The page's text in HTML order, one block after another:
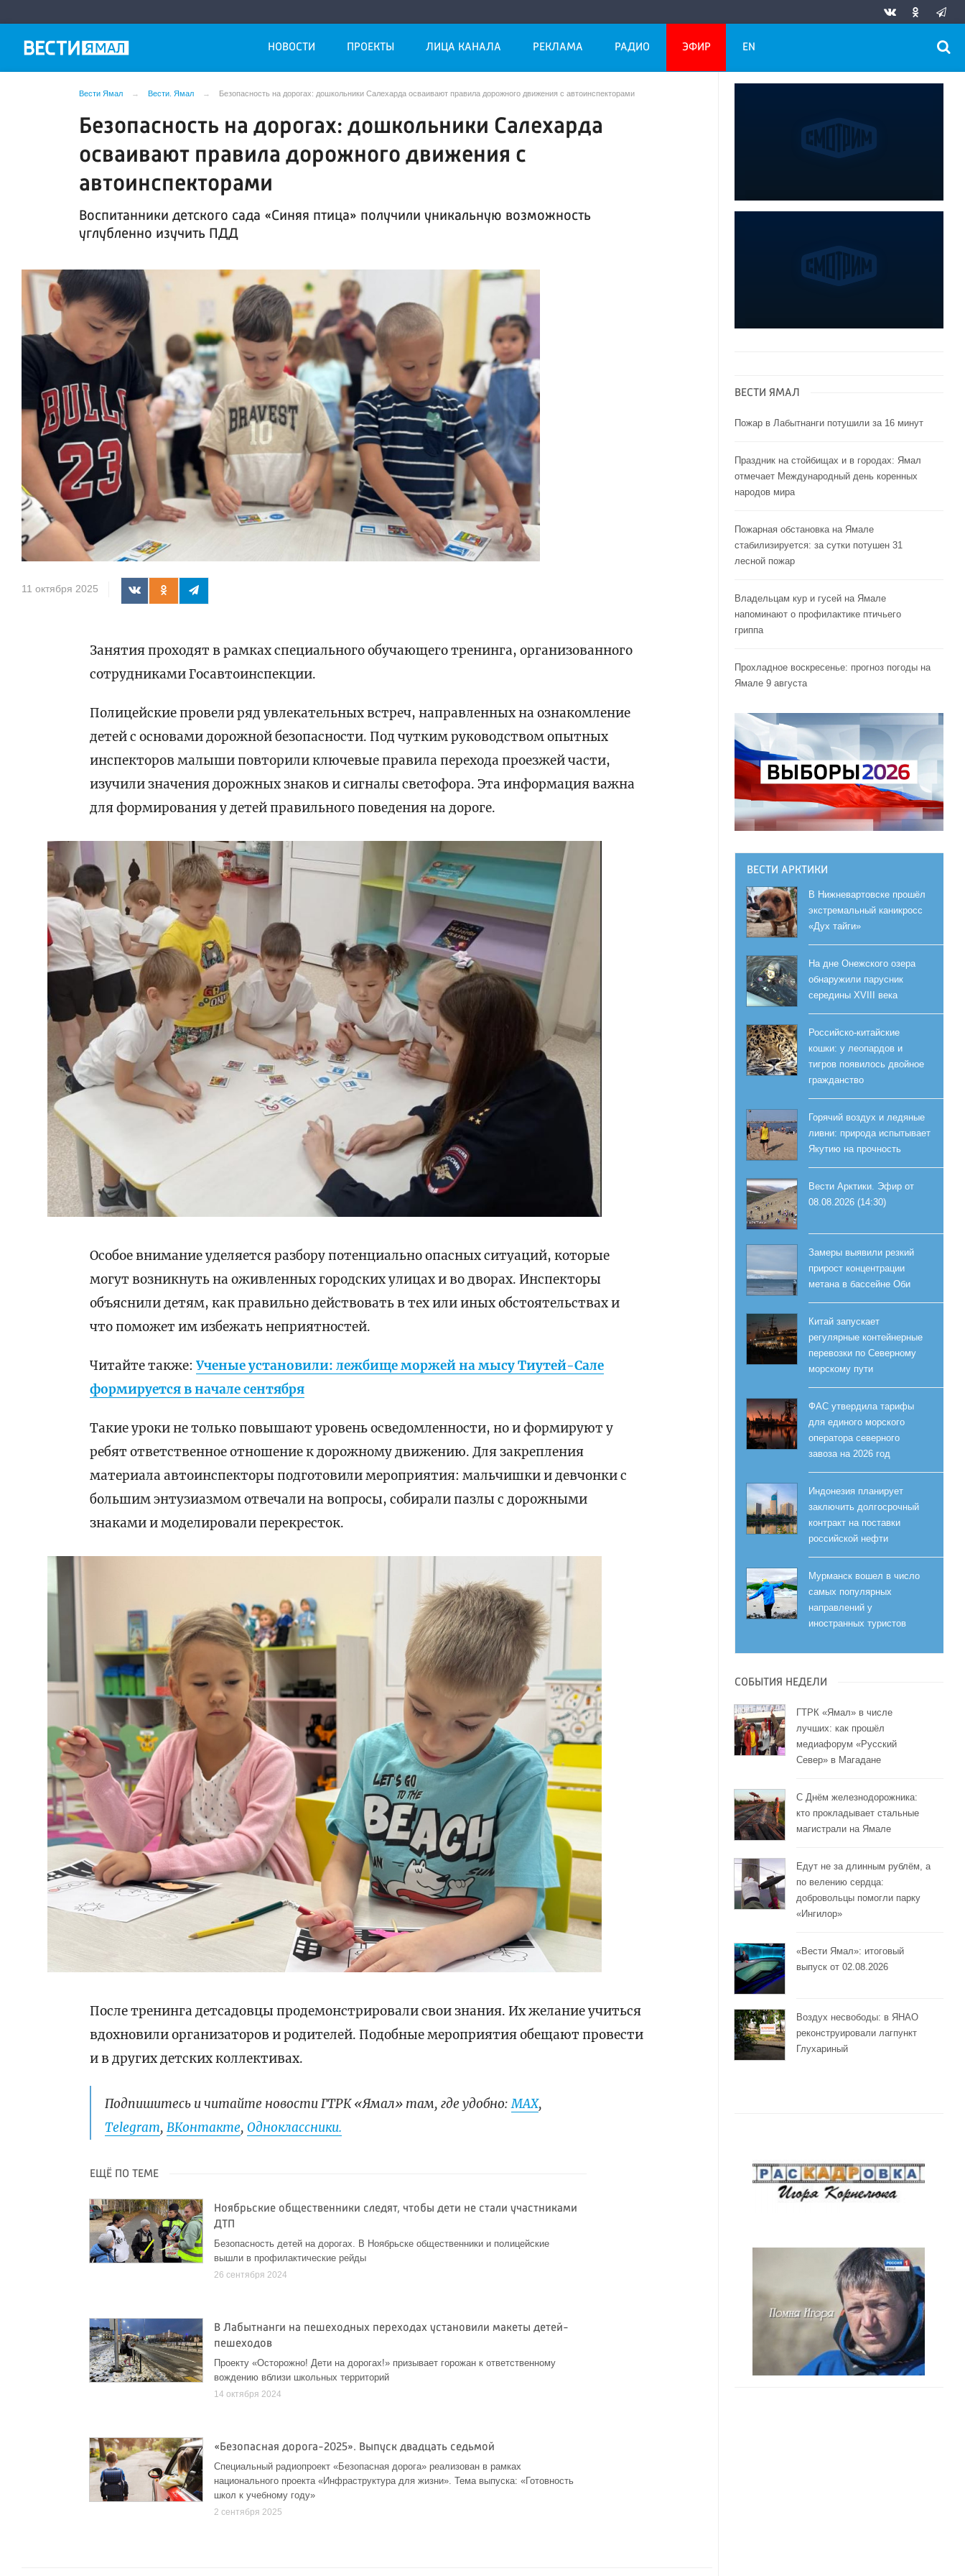
НОВОСТИ ПРОЕКТЫ ЛИЦА КАНАЛА РЕКЛАМА РАДИО ЭФИР EN
Вести Ямал Вести. Ямал Безопасность на дорогах: дошкольники Салехарда осваивают правила дорожного движения с автоинспекторами
Безопасность на дорогах: дошкольники Салехарда
осваивают правила дорожного движения с
автоинспекторами
Воспитанники детского сада «Синяя птица» получили уникальную возможность
углубленно изучить ПДД
11 октября 2025
Занятия проходят в рамках специального обучающего тренинга, организованного
сотрудниками Госавтоинспекции.
Полицейские провели ряд увлекательных встреч, направленных на ознакомление
детей с основами дорожной безопасности. Под чутким руководством опытных
инспекторов малыши повторили ключевые правила перехода проезжей части,
изучили значения дорожных знаков и сигналы светофора. Эта информация важна
для формирования у детей правильного поведения на дороге.
Особое внимание уделяется разбору потенциально опасных ситуаций, которые
могут возникнуть на оживленных городских улицах и во дворах. Инспекторы
объяснили детям, как правильно действовать в тех или иных обстоятельствах и
что поможет им избежать неприятностей.
Читайте также:Ученые установили: лежбище моржей на мысу Тиутей-Сале
формируется в начале сентября
Такие уроки не только повышают уровень осведомленности, но и формируют у
ребят ответственное отношение к дорожному движению. Для закрепления
материала автоинспекторы подготовили мероприятия: мальчишки и девчонки с
большим энтузиазмом отвечали на вопросы, собирали пазлы с дорожными
знаками и моделировали перекресток.
После тренинга детсадовцы продемонстрировали свои знания. Их желание учиться
вдохновили организаторов и родителей. Подобные мероприятия обещают провести
и в других детских коллективах.
Подпишитесь и читайте новости ГТРК «Ямал» там, где удобно:МАХ,
Telegram,ВКонтакте,Одноклассники.
ЕЩЁ ПО ТЕМЕ
Ноябрьские общественники следят, чтобы дети не стали участниками
ДТП
Безопасность детей на дорогах. В Ноябрьске общественники и полицейские
вышли в профилактические рейды
26 сентября 2024
В Лабытнанги на пешеходных переходах установили макеты детей-
пешеходов
Проекту «Осторожно! Дети на дорогах!» призывает горожан к ответственному
вождению вблизи школьных территорий
14 октября 2024
«Безопасная дорога-2025». Выпуск двадцать седьмой
Специальный радиопроект «Безопасная дорога» реализован в рамках
национального проекта «Инфраструктура для жизни». Тема выпуска: «Готовность
школ к учебному году»
2 сентября 2025
ВЕСТИ ЯМАЛ
Пожар в Лабытнанги потушили за 16 минут
Праздник на стойбищах и в городах: Ямал
отмечает Международный день коренных
народов мира
Пожарная обстановка на Ямале
стабилизируется: за сутки потушен 31
лесной пожар
Владельцам кур и гусей на Ямале
напоминают o профилактике птичьего
гриппа
Прохладное воскресенье: прогноз погоды на
Ямале 9 августа
ВЕСТИ АРКТИКИ
В Нижневартовске прошёл
экстремальный каникросс
«Дух тайги»
На дне Онежского озера
обнаружили парусник
середины XVIII века
Российско-китайские
кошки: у леопардов и
тигров появилось двойное
гражданство
Горячий воздух и ледяные
ливни: природа испытывает
Якутию на прочность
Вести Арктики. Эфир от
08.08.2026 (14:30)
Замеры выявили резкий
прирост концентрации
метана в бассейне Оби
Китай запускает
регулярные контейнерные
перевозки по Северному
морскому пути
ФАС утвердила тарифы
для единого морского
оператора северного
завоза на 2026 год
Индонезия планирует
заключить долгосрочный
контракт на поставки
российской нефти
Мурманск вошел в число
самых популярных
направлений у
иностранных туристов
СОБЫТИЯ НЕДЕЛИ
ГТРК «Ямал» в числе
лучших: как прошёл
медиафорум «Русский
Север» в Магадане
С Днём железнодорожника:
кто прокладывает стальные
магистрали на Ямале
Едут не за длинным рублём, а
по велению сердца:
добровольцы помогли парку
«Ингилор»
«Вести Ямал»: итоговый
выпуск от 02.08.2026
Воздух несвободы: в ЯНАО
реконструировали лагпункт
Глухариный